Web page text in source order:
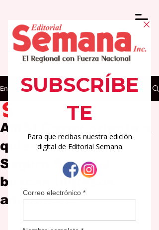
Entrada
AMSI Cayey orienta a
quienes reciben
Seguro Social y
buscan ingresos
adicionales